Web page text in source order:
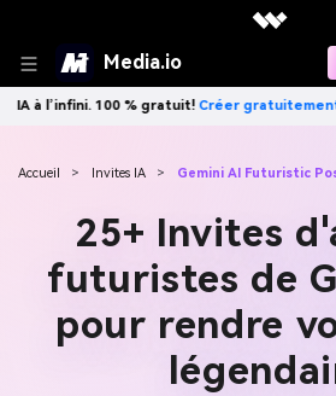
Media.io
gratuitement→ Créez des images
Accueil > Invites IA > Gemini AI Futuristic
25+ Invites
futuristes de
pour rendre